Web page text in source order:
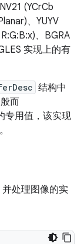
(YCrCb
、YUYV
、BGRA
实现上的有
结构中
而
专用值，该实现
处理图像的实